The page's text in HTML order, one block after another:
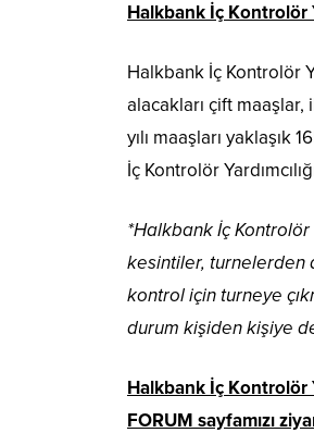
Halkbank İç Kontrolör
Halkbank İç Kontrolör
alacakları çift
yılı maaşları
İç Kontrolör
*Halkbank İç Kontrolör
kesintiler, turnelerden
kontrol için turneye
durum kişiden kişiye
Halkbank İç Kontrolör
FORUM sayfamızı